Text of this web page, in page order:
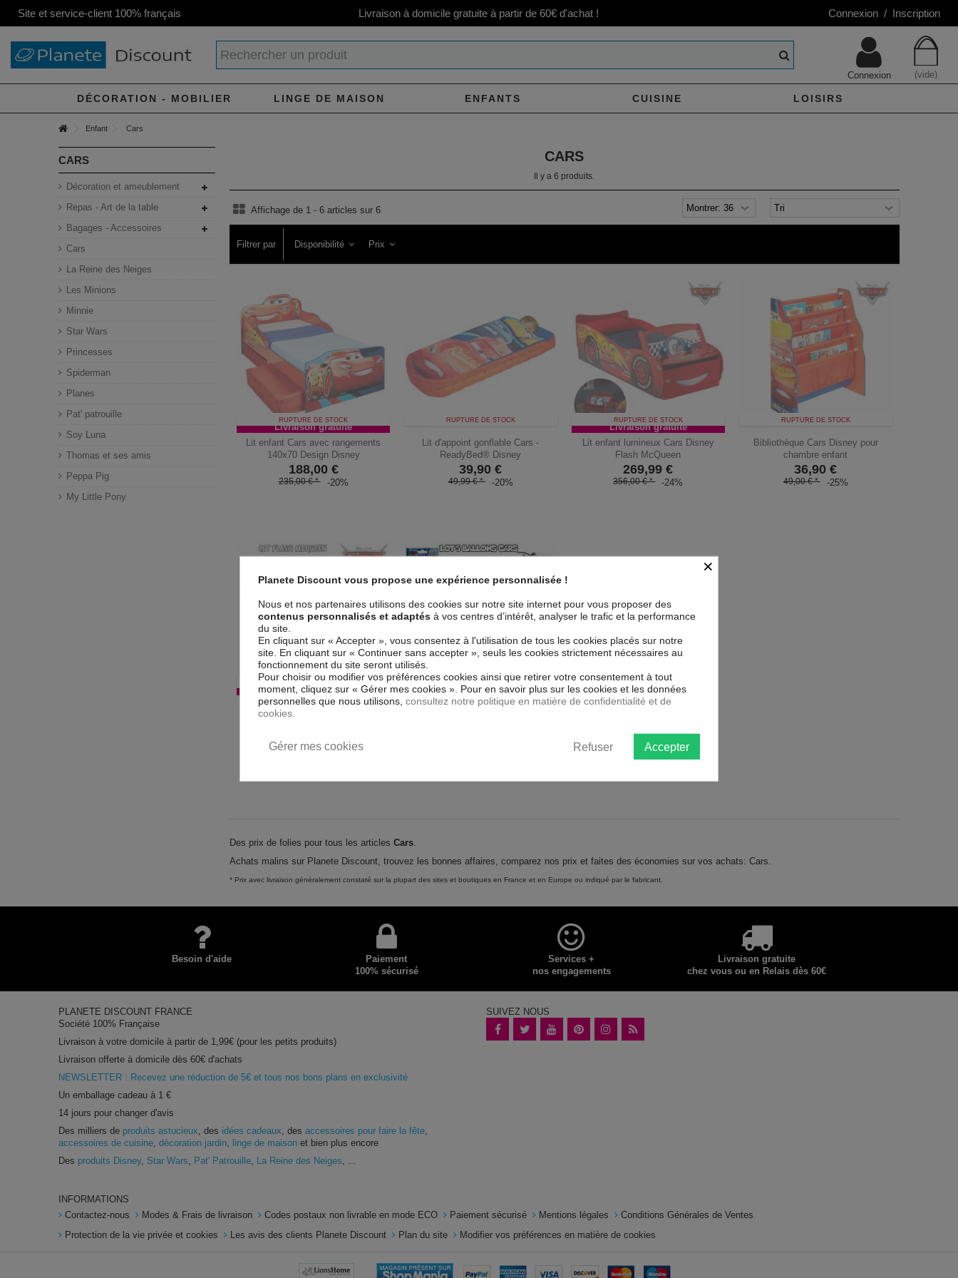
Site et service-client 100% français Livraison à domicile gratuite à partir de 60€ d'achat ! Connexion / Inscription
(vide)
Connexion
DÉCORATION - MOBILIER LINGE DE MAISON ENFANTS CUISINE LOISIRS
Enfant Cars
CARS
Il y a 6 produits.
Affichage de 1 - 6 articles sur 6
Filtrer par Disponibilité Prix
Livraison gratuite
RUPTURE DE STOCK
Lit enfant Cars avec rangements
140x70 Design Disney
188,00€
235,00 € * -20%
RUPTURE DE STOCK
Lit d'appoint gonflable Cars -
ReadyBed® Disney
39,90 €
49,99 € * -20%
Livraison gratuite
RUPTURE DE STOCK
Lit enfant lumineux Cars Disney
Flash McQueen
269,99 €
356,00 € * -24%
RUPTURE DE STOCK
Bibliothèque Cars Disney pour
chambre enfant
36,90 €
49,00 € * -25%
Livraison gratuite
RUPTURE DE STOCK
Lit enfant Cars Flash McQueen
299,00 € * -10%
Lot de 5 ballons Disney - Cars
Des prix de folies pour tous les articlesCars
Achats malins sur Planete Discount, trouvez les bonnes affaires, comparez nos prix et faites des économies sur vos achats: Cars.
* Prix avec livraison généralement constaté sur la plupart des sites et boutiques en France et en Europe ou indiqué par le fabricant.
CARS
Décoration et ameublement
Repas - Art de la table
Bagages - Accessoires
Cars
La Reine des Neiges
Les Minions
Minnie
Star Wars
Princesses
Spiderman
Planes
Pat' patrouille
Soy Luna
Thomas et ses amis
Peppa Pig
My Little Pony
Besoin d'aide
Paiement
100% sécurisé
Services +
nos engagements
Livraison gratuite
chez vous ou en Relais dès 60€
PLANETE DISCOUNT FRANCE
Société 100% Française
Livraison à votre domicile à partir de 1,99€ (pour les petits produits)
Livraison offerte à domicile dès 60€ d'achats
NEWSLETTER : Recevez une réduction de 5€ et tous nos bons plans en exclusivité
Un emballage cadeau à 1 €
14 jours pour changer d'avis
Des milliers de produits astucieux , des idées cadeaux , desaccessoires pour faire la fête
accessoires de cuisine ,décoration jardin linge de maison et bien plus encore
Des produits Disney, Star Wars Pat' Patrouille La Reine des Neiges
SUIVEZ NOUS
INFORMATIONS
Contactez-nous
Modes & Frais de livraison Codes postaux non livrable en mode ECO Paiement sécurisé Mentions légales
Conditions Générales de Ventes
Protection de la vie privée et cookies
Les avis des clients Planete Discount Plan du site Modifier vos préférences en matière de cookies
×
Planete Discount vous propose une expérience personnalisée !
Nous et nos partenaires utilisons des cookies sur notre site internet pour vous proposer des
contenus personnalisés et adaptés à vos centres d’intérêt, analyser le trafic et la performance
du site.
En cliquant sur « Accepter », vous consentez à l'utilisation de tous les cookies placés sur notre
site. En cliquant sur « Continuer sans accepter », seuls les cookies strictement nécessaires au
fonctionnement du site seront utilisés.
Pour choisir ou modifier vos préférences cookies ainsi que retirer votre consentement à tout
moment, cliquez sur « Gérer mes cookies ». Pour en savoir plus sur les cookies et les données
personnelles que nous utilisons, consultez notre politique en matière de confidentialité et de
cookies.
Accepter
Refuser
Gérer mes cookies